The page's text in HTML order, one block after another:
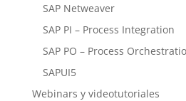
SAP Netweaver
SAP PI – Process Integration
SAP PO – Process
SAPUI5
Webinars y videotutoriales